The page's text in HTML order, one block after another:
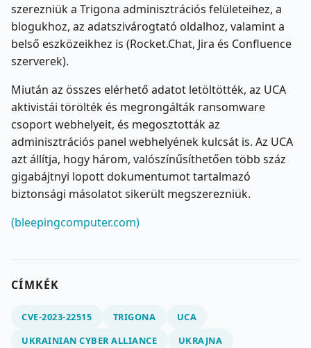
szerezniük a Trigona adminisztrációs felületeihez, a
blogukhoz, az adatszivárogtató oldalhoz, valamint a
belső eszközeikhez is (Rocket.Chat, Jira és Confluence
szerverek).
Miután az összes elérhető adatot letöltötték, az UCA
aktivistái törölték és megrongálták ransomware
csoport webhelyeit, és megosztották az
adminisztrációs panel webhelyének kulcsát is. Az UCA
azt állítja, hogy három, valószínűsíthetően több száz
gigabájtnyi lopott dokumentumot tartalmazó
biztonsági másolatot sikerült megszerezniük.
(bleepingcomputer.com)
CÍMKÉK
CVE-2023-22515 TRIGONA
UCA
UKRAINIAN CYBER ​​ALLIANCE
UKRAJNA